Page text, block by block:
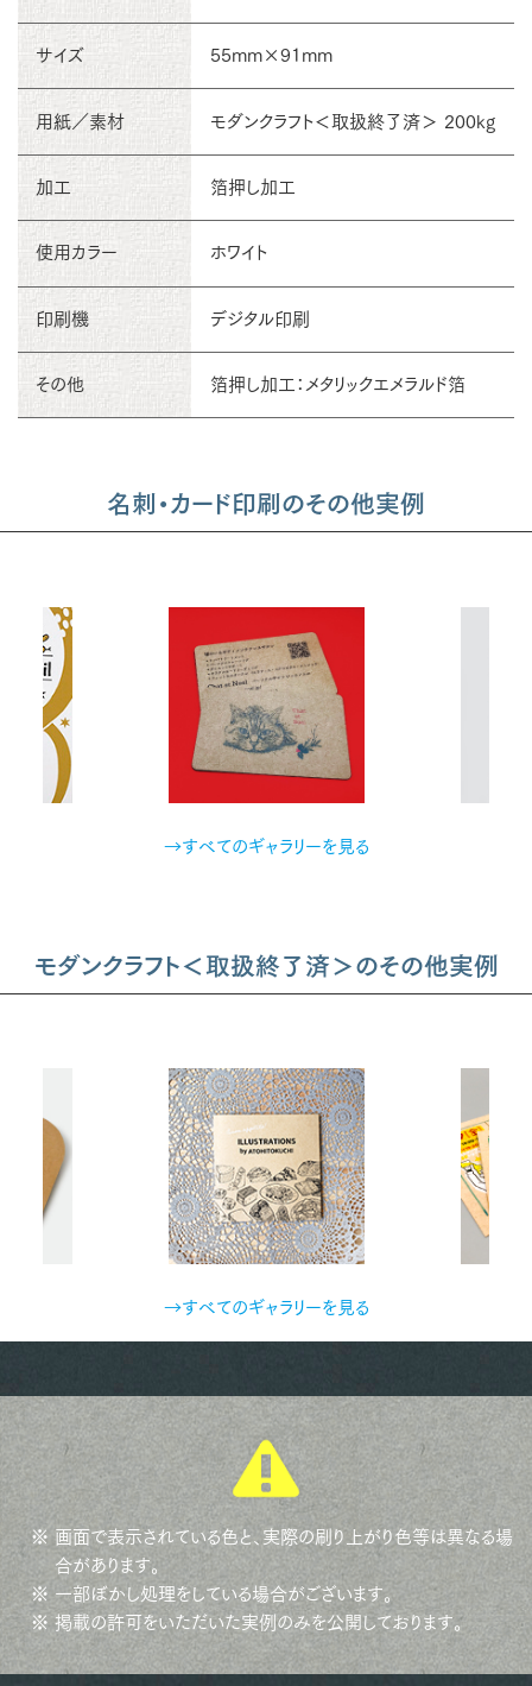
サイズ 55mm×91mm
用紙／素材 モダンクラフト＜取扱終了済＞ 200kg
加工 箔押し加工
使用カラー ホワイト
印刷機 デジタル印刷
その他 箔押し加工：メタリックエメラルド箔
名刺・カード印刷のその他実例
→すべてのギャラリーを見る
モダンクラフト＜取扱終了済＞のその他実例
→すべてのギャラリーを見る
※ 画面で表示されている色と、実際の刷り上がり色等は異なる場
合があります。
※ 一部ぼかし処理をしている場合がございます。
※ 掲載の許可をいただいた実例のみを公開しております。